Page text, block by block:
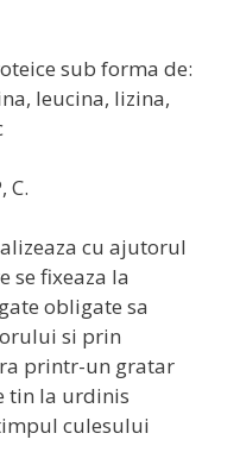
sub forma de:
leucina, lizina,
C.
cu ajutorul
se fixeaza la
obligate sa
si prin
printr-un gratar
tin la urdinis
culesului